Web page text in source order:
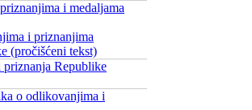
i medaljama
i priznanjima
(pročišćeni tekst)
Republike
o odlikovanjima i